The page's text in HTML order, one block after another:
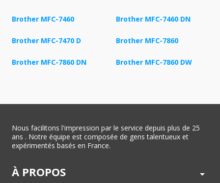
Brother MFC-7460 Brother MFC-7460 DN
Brother MFC-7470 D Brother MFC-7860
Brother MFC-7860 DN Brother MFC-7860 DW
Nous facilitons l'impression par le service depuis plus de 25
ans . Notre équipe est composée de gens talentueux et
expérimentés basés en France.
À PROPOS arrow_drop_down